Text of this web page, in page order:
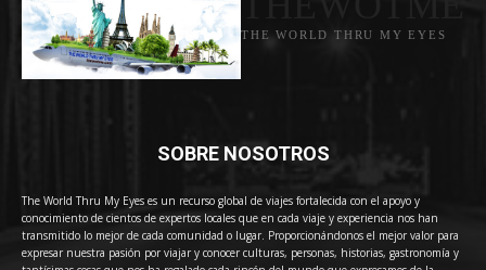
THE WORLD THRU MY EYES
SOBRE NOSOTROS
The World Thru My Eyes es un recurso global de viajes fortalecida con el apoyo y
conocimiento de cientos de expertos locales que en cada viaje y experiencia nos han
transmitido lo mejor de cada comunidad o lugar. Proporcionándonos el mejor valor para
expresar nuestra pasión por viajar y conocer culturas, personas, historias, gastronomía y